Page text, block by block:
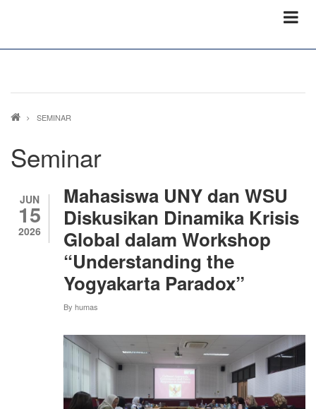
Breadcrumb
SEMINAR
Seminar
JUN
15
2026
Mahasiswa UNY dan WSU
Diskusikan Dinamika Krisis
Global dalam Workshop
“Understanding the
Yogyakarta Paradox”
By humas